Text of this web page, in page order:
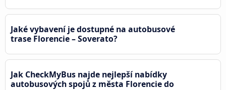
Jaké vybavení je dostupné na autobusové
trase Florencie – Soverato?
Jak CheckMyBus najde nejlepší nabídky
autobusových spojů z města Florencie do